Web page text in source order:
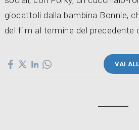
giocattoli dalla bambina Bonnie,
del film al termine del precedente
VAI